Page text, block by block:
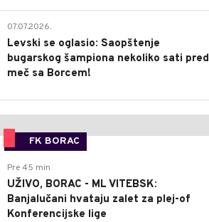
07.07.2026.
Levski se oglasio: Saopštenje
bugarskog šampiona nekoliko sati pred
meč sa Borcem!
FK BORAC
Pre 45 min
UŽIVO, BORAC - ML VITEBSK:
Banjalučani hvataju zalet za plej-of
Konferencijske lige